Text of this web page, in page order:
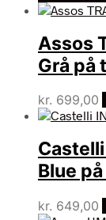
Assos
Grå på
kr. 699,00
Castelli
Blue
kr. 649,00